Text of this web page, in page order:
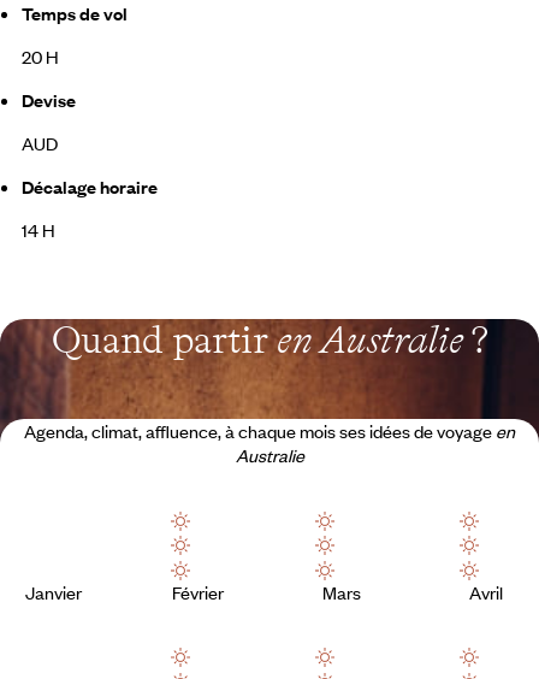
Temps de vol
20 H
Devise
AUD
Décalage horaire
14 H
Quand partiren Australie?
Agenda, climat, affluence, à chaque mois ses idées de voyage en
Australie
Janvier Février Mars Avril